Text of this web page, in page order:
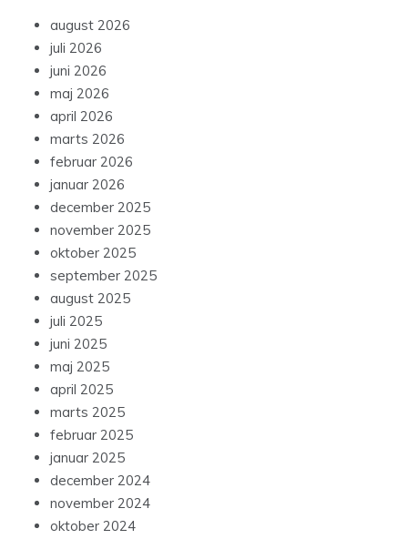
august 2026
juli 2026
juni 2026
maj 2026
april 2026
marts 2026
februar 2026
januar 2026
december 2025
november 2025
oktober 2025
september 2025
august 2025
juli 2025
juni 2025
maj 2025
april 2025
marts 2025
februar 2025
januar 2025
december 2024
november 2024
oktober 2024